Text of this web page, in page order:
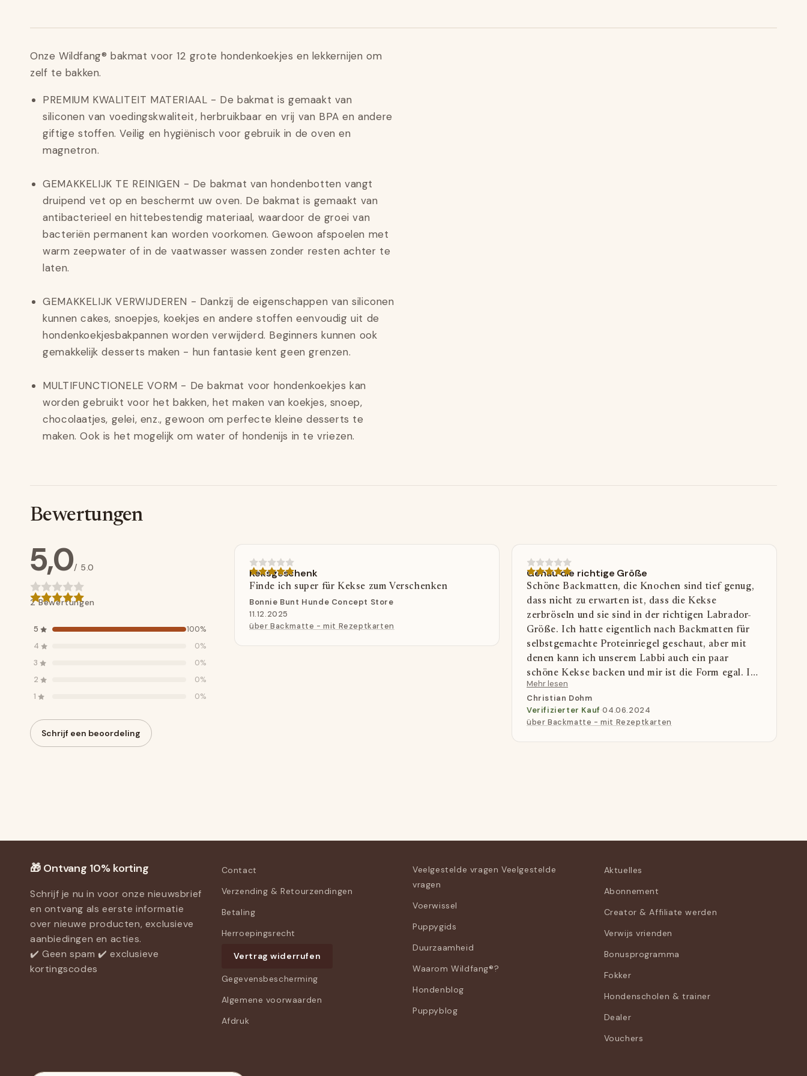
Onze Wildfang® bakmat voor 12 grote hondenkoekjes en lekkernijen om
zelf te bakken.
PREMIUM KWALITEIT MATERIAAL - De bakmat is gemaakt van
siliconen van voedingskwaliteit, herbruikbaar en vrij van BPA en andere
giftige stoffen. Veilig en hygiënisch voor gebruik in de oven en
magnetron.
GEMAKKELIJK TE REINIGEN - De bakmat van hondenbotten vangt
druipend vet op en beschermt uw oven. De bakmat is gemaakt van
antibacterieel en hittebestendig materiaal, waardoor de groei van
bacteriën permanent kan worden voorkomen. Gewoon afspoelen met
warm zeepwater of in de vaatwasser wassen zonder resten achter te
laten.
GEMAKKELIJK VERWIJDEREN - Dankzij de eigenschappen van siliconen
kunnen cakes, snoepjes, koekjes en andere stoffen eenvoudig uit de
hondenkoekjesbakpannen worden verwijderd. Beginners kunnen ook
gemakkelijk desserts maken - hun fantasie kent geen grenzen.
MULTIFUNCTIONELE VORM - De bakmat voor hondenkoekjes kan
worden gebruikt voor het bakken, het maken van koekjes, snoep,
chocolaatjes, gelei, enz., gewoon om perfecte kleine desserts te
maken. Ook is het mogelijk om water of hondenijs in te vriezen.
Bewertungen
5,0/ 5.0
2 Bewertungen
5
100%
4
0%
3
0%
2
0%
1
0%
Schrijf een beoordeling
Keksgeschenk
Finde ich super für Kekse zum Verschenken
Bonnie Bunt Hunde Concept Store
11.12.2025
über Backmatte - mit Rezeptkarten
Genau die richtige Größe
Schöne Backmatten, die Knochen sind tief genug,
dass nicht zu erwarten ist, dass die Kekse
zerbröseln und sie sind in der richtigen Labrador-
Größe. Ich hatte eigentlich nach Backmatten für
selbstgemachte Proteinriegel geschaut, aber mit
denen kann ich unserem Labbi auch ein paar
schöne Kekse backen und mir ist die Form egal. Ich
sollte sie nur nicht verwechseln :-D
Mehr lesen
Christian Dohm
Verifizierter Kauf·04.06.2024
über Backmatte - mit Rezeptkarten
🎁 Ontvang 10% korting
Schrijf je nu in voor onze nieuwsbrief
en ontvang als eerste informatie
over nieuwe producten, exclusieve
aanbiedingen en acties.
✔️ Geen spam ✔️ exclusieve
kortingscodes
Contact
Verzending & Retourzendingen
Betaling
Herroepingsrecht
Vertrag widerrufen
Gegevensbescherming
Algemene voorwaarden
Afdruk
Veelgestelde vragen Veelgestelde
vragen
Voerwissel
Puppygids
Duurzaamheid
Waarom Wildfang®?
Hondenblog
Puppyblog
Aktuelles
Abonnement
Creator & Affiliate werden
Verwijs vrienden
Bonusprogramma
Fokker
Hondenscholen & trainer
Dealer
Vouchers